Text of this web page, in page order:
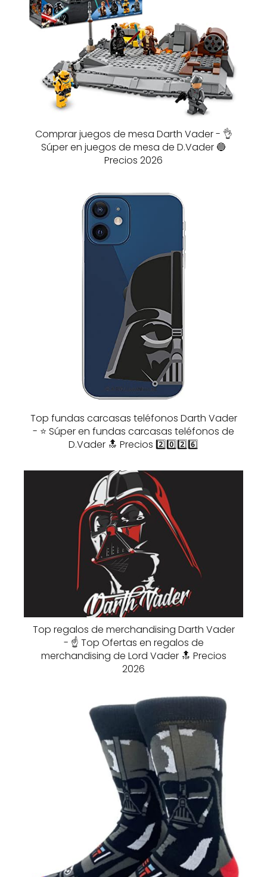
Comprar juegos de mesa Darth Vader - 👌
Súper en juegos de mesa de D.Vader 🔵
Precios 2026
Top fundas carcasas teléfonos Darth Vader
- ⭐️ Súper en fundas carcasas teléfonos de
D.Vader 🔝 Precios 2️⃣0️⃣2️⃣6️⃣
Top regalos de merchandising Darth Vader
- ☝️ Top Ofertas en regalos de
merchandising de Lord Vader 🔝 Precios
2026